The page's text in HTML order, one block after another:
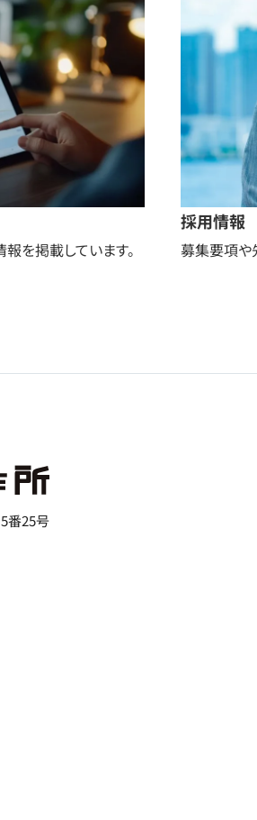
を掲載しています。
採用情報
募集要項や
番25号